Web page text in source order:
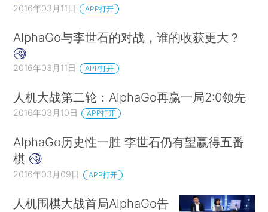
2016年03月11日 APP打开
AlphaGo与李世石的对战，谁的收获更大？
2016年03月11日 APP打开
人机大战第二轮：AlphaGo再赢一局2:0领先
2016年03月10日 APP打开
AlphaGo历史性一胜 李世石仍有望赢得五番
棋
2016年03月09日 APP打开
人机围棋大战首局AlphaGo告